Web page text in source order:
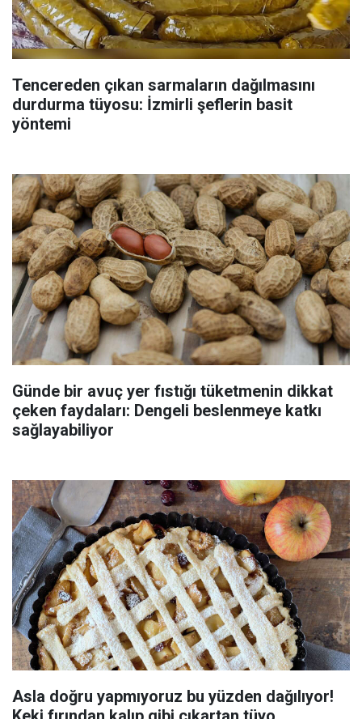
Tencereden çıkan sarmaların dağılmasını
durdurma tüyosu: İzmirli şeflerin basit
yöntemi
Günde bir avuç yer fıstığı tüketmenin dikkat
çeken faydaları: Dengeli beslenmeye katkı
sağlayabiliyor
Asla doğru yapmıyoruz bu yüzden dağılıyor!